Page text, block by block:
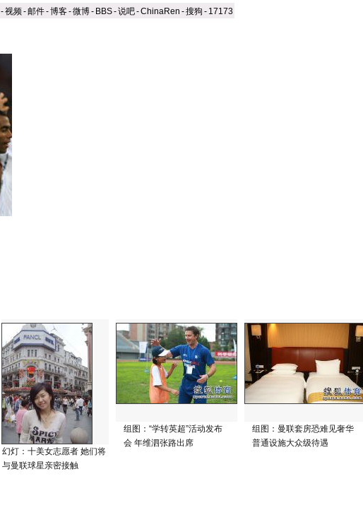
-视频-邮件-博客-微博- BBS-说吧-ChinaRen -搜狗 - 17173
幻灯：十美女志愿者 她们将
与曼联球星亲密接触
组图：“学转英超”活动发布
会 年维泗张路出席
组图：曼联套房恐难见奢华
普通设施大众级待遇